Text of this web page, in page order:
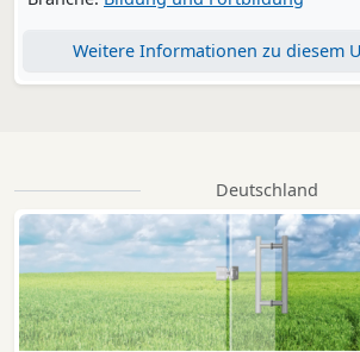
Weitere Informationen zu diesem
Deutschland